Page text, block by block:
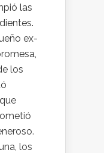
las
ex-
los
los